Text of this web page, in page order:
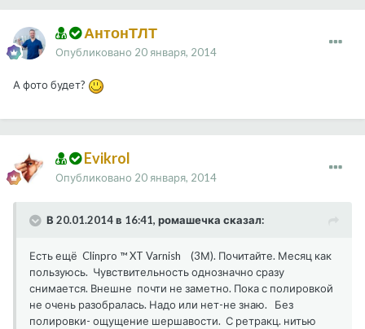
АнтонТЛТ
Опубликовано 20 января, 2014
А фото будет?
Evikrol
Опубликовано 20 января, 2014
В 20.01.2014 в 16:41, ромашечка сказал:
Есть ещё Clinpro ™ XT Varnish (3М). Почитайте. Месяц как
пользуюсь. Чувствительность однозначно сразу
снимается. Внешне почти не заметно. Пока с полировкой
не очень разобралась. Надо или нет-не знаю. Без
полировки- ощущение шершавости. С ретракц. нитью